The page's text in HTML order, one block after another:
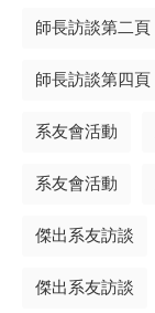
師長訪談第二頁
師長訪談第四頁
系友會活動
系友會活動
傑出系友訪談
傑出系友訪談